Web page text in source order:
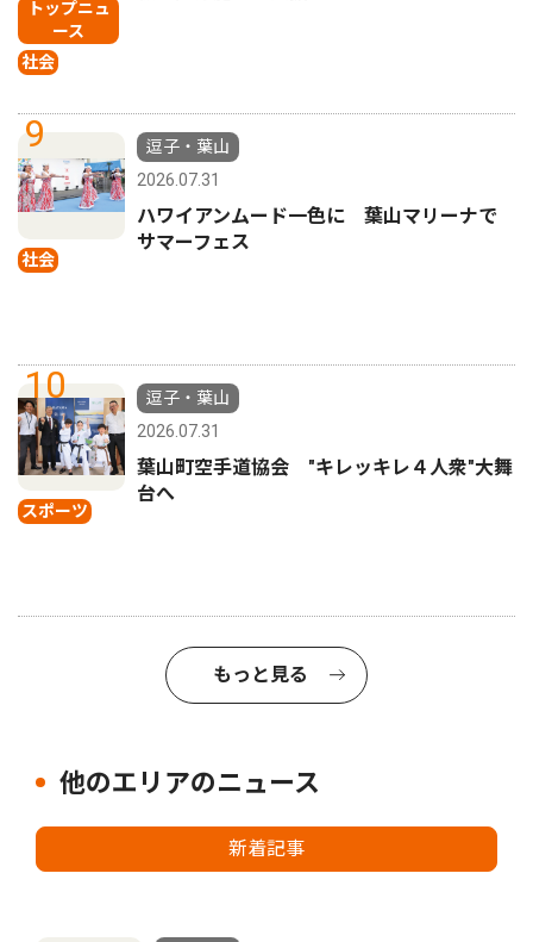
トップニュ
ース
社会
9
社会
逗子・葉山
2026.07.31
ハワイアンムード一色に 葉山マリーナで
サマーフェス
10
スポーツ
逗子・葉山
2026.07.31
葉山町空手道協会 "キレッキレ４人衆"大舞
台へ
もっと見る
他のエリアのニュース
新着記事